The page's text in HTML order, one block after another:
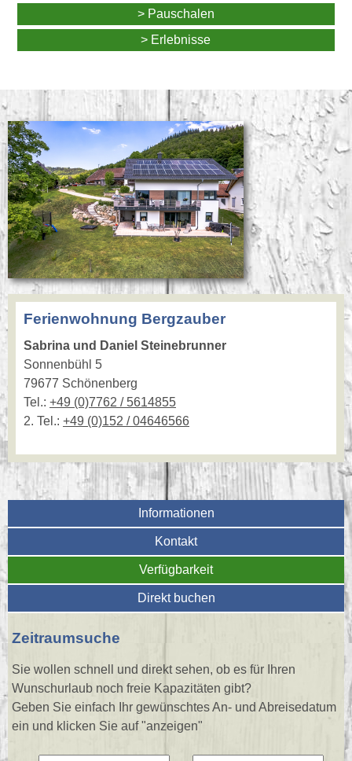
> Pauschalen
> Erlebnisse
Ferienwohnung Bergzauber
Sabrina und Daniel Steinebrunner
Sonnenbühl 5
79677 Schönenberg
Tel.: +49 (0)7762 / 5614855
2. Tel.: +49 (0)152 / 04646566
Informationen
Kontakt
Verfügbarkeit
Direkt buchen
Zeitraumsuche
Sie wollen schnell und direkt sehen, ob es für Ihren
Wunschurlaub noch freie Kapazitäten gibt?
Geben Sie einfach Ihr gewünschtes An- und Abreisedatum
ein und klicken Sie auf "anzeigen"